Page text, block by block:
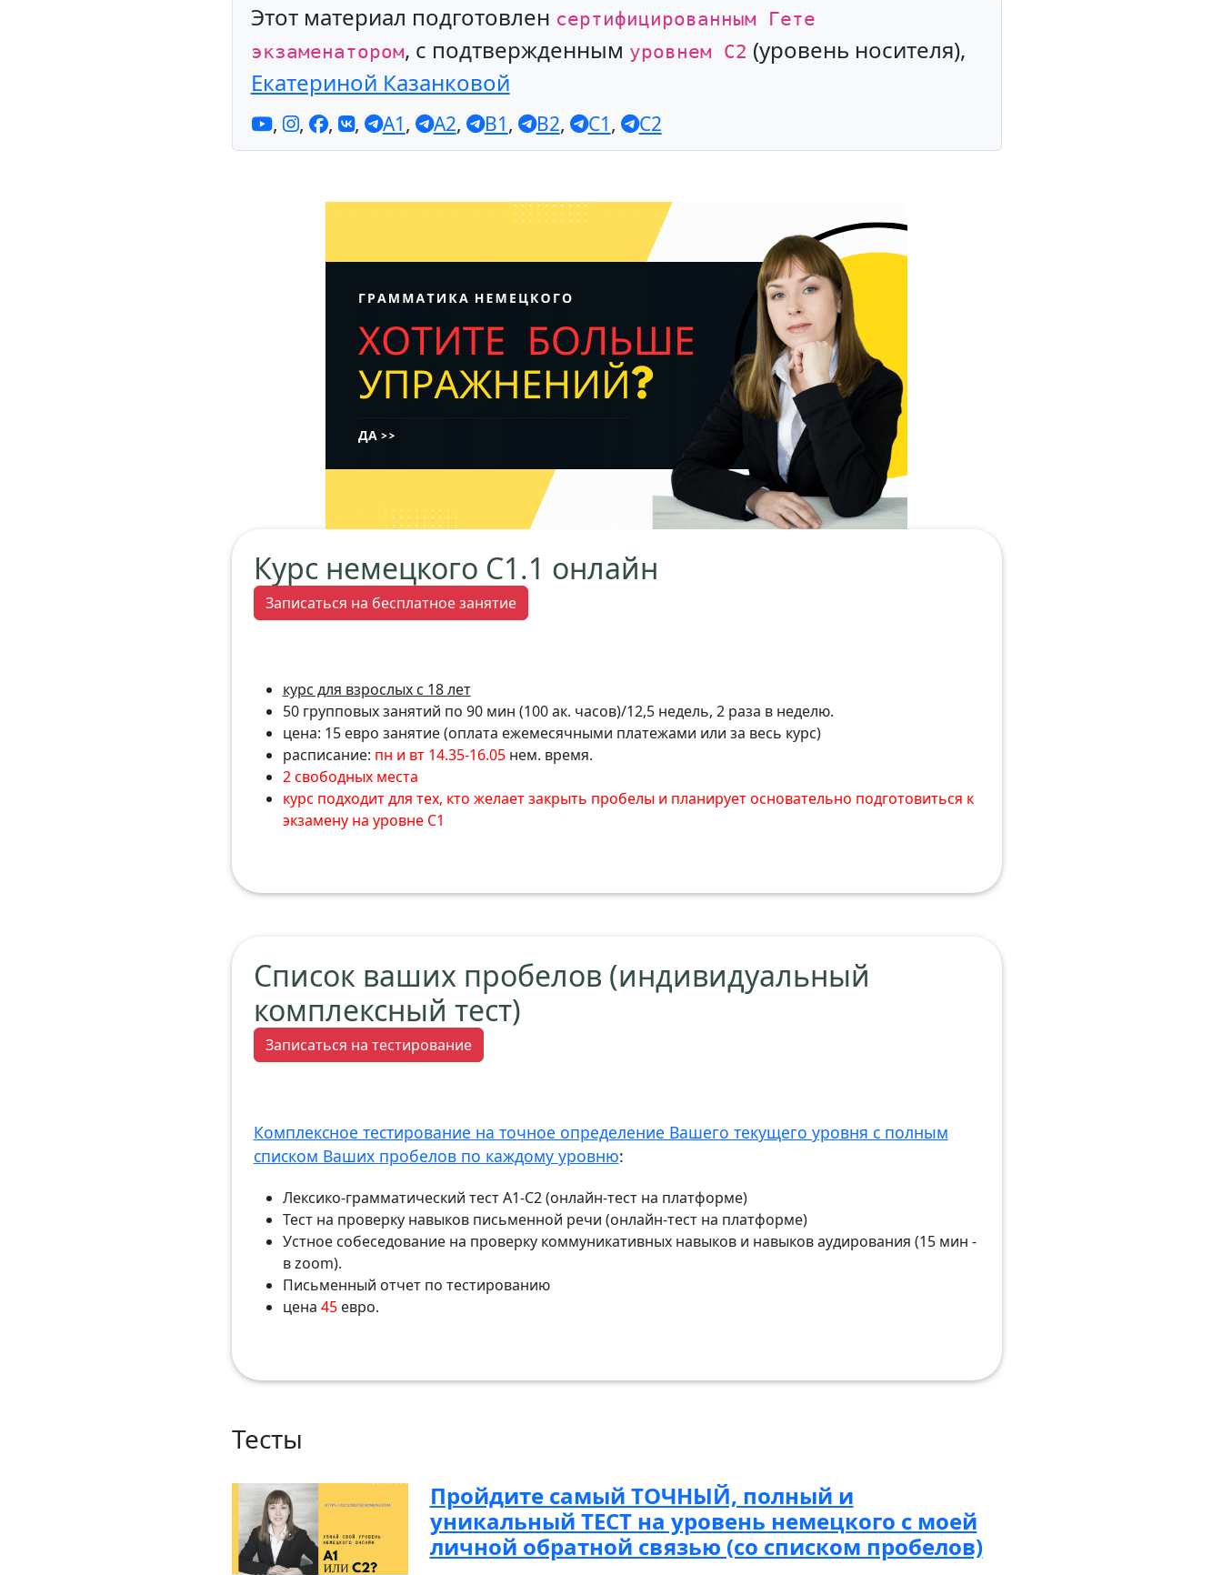
Этот материал подготовлен сертифицированным Гете
экзаменатором, с подтвержденным уровнем С2 (уровень носителя),
Екатериной Казанковой
, , , , A1, A2, B1, B2, C1, C2
Курс немецкого C1.1 онлайн
Записаться на бесплатное занятие
курс для взрослых с 18 лет
50 групповых занятий по 90 мин (100 ак. часов)/12,5 недель, 2 раза в неделю.
цена: 15 евро занятие (оплата ежемесячными платежами или за весь курс)
расписание: пн и вт 14.35-16.05нем. время.
2 свободных места
курс подходит для тех, кто желает закрыть пробелы и планирует основательно подготовиться к
экзамену на уровне С1
Список ваших пробелов (индивидуальный
комплексный тест)
Записаться на тестирование
Комплексное тестирование на точное определение Вашего текущего уровня с полным
списком Ваших пробелов по каждому уровню:
Лексико-грамматический тест А1-С2 (онлайн-тест на платформе)
Тест на проверку навыков письменной речи (онлайн-тест на платформе)
Устное собеседование на проверку коммуникативных навыков и навыков аудирования (15 мин -
в zoom).
Письменный отчет по тестированию
цена 45евро.
Тесты
Пройдите самый ТОЧНЫЙ, полный и
уникальный ТЕСТ на уровень немецкого с моей
личной обратной связью (со списком пробелов)